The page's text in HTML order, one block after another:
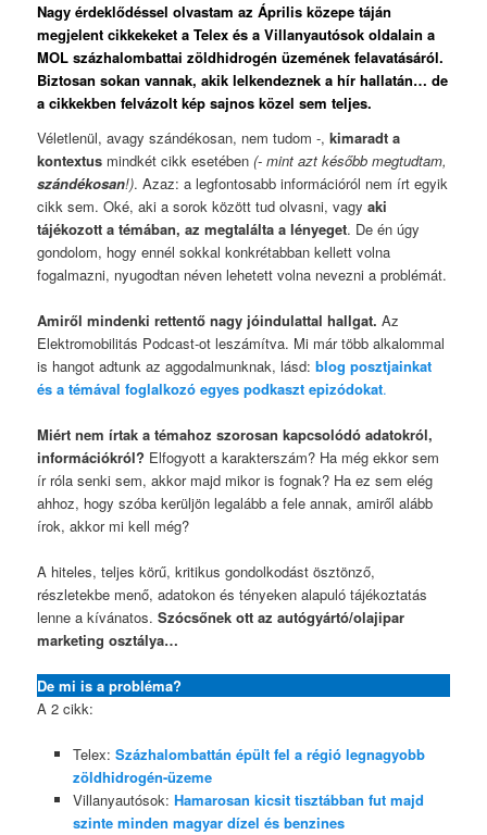
Nagy érdeklődéssel olvastam az Április közepe táján
megjelent cikkekeket a Telex és a Villanyautósok oldalain a
MOL százhalombattai zöldhidrogén üzemének felavatásáról.
Biztosan sokan vannak, akik lelkendeznek a hír hallatán… de
a cikkekben felvázolt kép sajnos közel sem teljes.
Véletlenül, avagy szándékosan, nem tudom -,kimaradt a
kontextus mindkét cikk esetében(- mint azt később megtudtam,
szándékosan!). Azaz: a legfontosabb információról nem írt egyik
cikk sem. Oké, aki a sorok között tud olvasni, vagyaki
tájékozott a témában, az megtalálta a lényeget. De én úgy
gondolom, hogy ennél sokkal konkrétabban kellett volna
fogalmazni, nyugodtan néven lehetett volna nevezni a problémát.
Amiről mindenki rettentő nagy jóindulattal hallgat. Az
Elektromobilitás Podcast-ot leszámítva. Mi már több alkalommal
is hangot adtunk az aggodalmunknak, lásd:blog posztjainkat
és a témával foglalkozó egyes podkaszt epizódokat.
Miért nem írtak a témahoz szorosan kapcsolódó adatokról,
információkról? Elfogyott a karakterszám? Ha még ekkor sem
ír róla senki sem, akkor majd mikor is fognak? Ha ez sem elég
ahhoz, hogy szóba kerüljön legalább a fele annak, amiről alább
írok, akkor mi kell még?
A hiteles, teljes körű, kritikus gondolkodást ösztönző,
részletekbe menő, adatokon és tényeken alapuló tájékoztatás
lenne a kívánatos.Szócsőnek ott az autógyártó/olajipar
marketing osztálya…
De mi is a probléma?
A 2 cikk:
Telex: Százhalombattán épült fel a régió legnagyobb
zöldhidrogén-üzeme
Villanyautósok: Hamarosan kicsit tisztábban fut majd
szinte minden magyar dízel és benzines